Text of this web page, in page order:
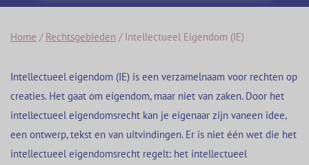
Home / Rechtsgebieden / Intellectueel Eigendom (IE)
Intellectueel eigendom (IE) is een verzamelnaam voor rechten op
creaties. Het gaat om eigendom, maar niet van zaken. Door het
intellectueel eigendomsrecht kan je eigenaar zijn vaneen idee,
een ontwerp, tekst en van uitvindingen. Er is niet één wet die het
intellectueel eigendomsrecht regelt: het intellectueel